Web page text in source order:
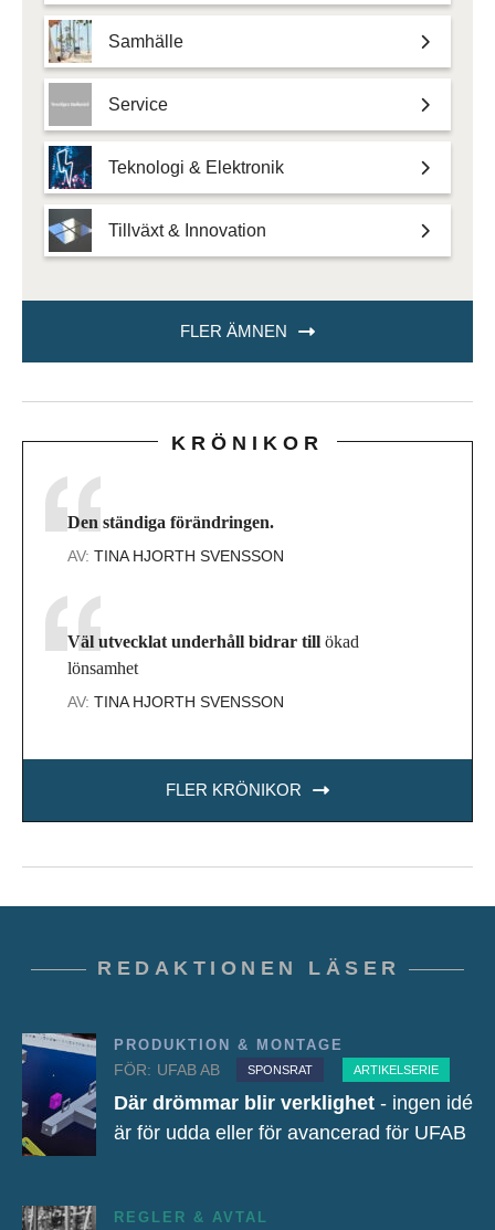
Samhälle
Service
Teknologi & Elektronik
Tillväxt & Innovation
FLER ÄMNEN
KRÖNIKOR
Den ständiga förändringen.
AV: TINA HJORTH SVENSSON
Väl utvecklat underhåll bidrar till ökad
lönsamhet
AV: TINA HJORTH SVENSSON
FLER KRÖNIKOR
REDAKTIONEN LÄSER
PRODUKTION & MONTAGE
FÖR: UFAB AB SPONSRAT ARTIKELSERIE
Där drömmar blir verklighet - ingen idé
är för udda eller för avancerad för UFAB
REGLER & AVTAL